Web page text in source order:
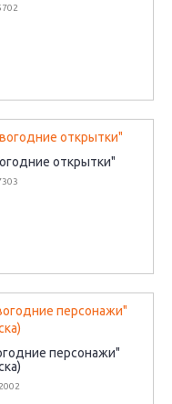
открытки"
персонажи"